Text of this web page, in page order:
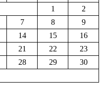
1
2
7 8
9
14 15
16
21 22
23
28 29
30